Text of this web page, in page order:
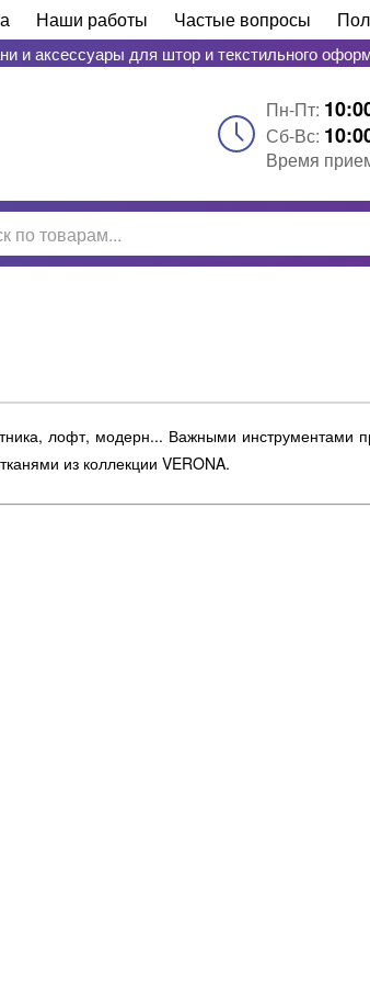
Наши работы Частые вопросы
и аксессуары для штор и текстильного
Пн-Пт:
Сб-Вс:
Время
лофт, модерн... Важными инструментами
из коллекции VERONA.